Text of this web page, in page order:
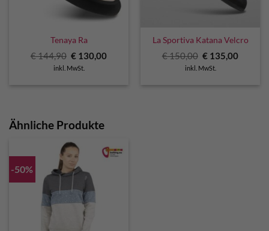
Tenaya Ra
€144,90 Ursprünglicher
Preis
war:
€ 130,00Aktueller
inkl. MwSt.
La Sportiva Katana Velcro
€150,00 Ursprünglicher
Preis
war:
€ 135,00
inkl. MwSt.
Ähnliche Produkte
-50%